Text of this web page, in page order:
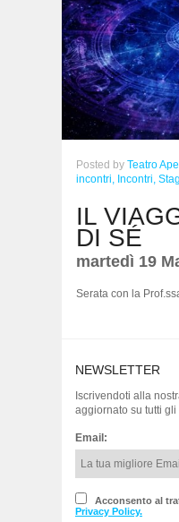
Posted by Teatro
incontri, Incontri,
IL
DI SÉ
martedì 19
Serata con la
NEWSLETTER
Iscrivendoti alla
aggiornato su tutti gli
Email:
Acconsento al
Privacy Policy.